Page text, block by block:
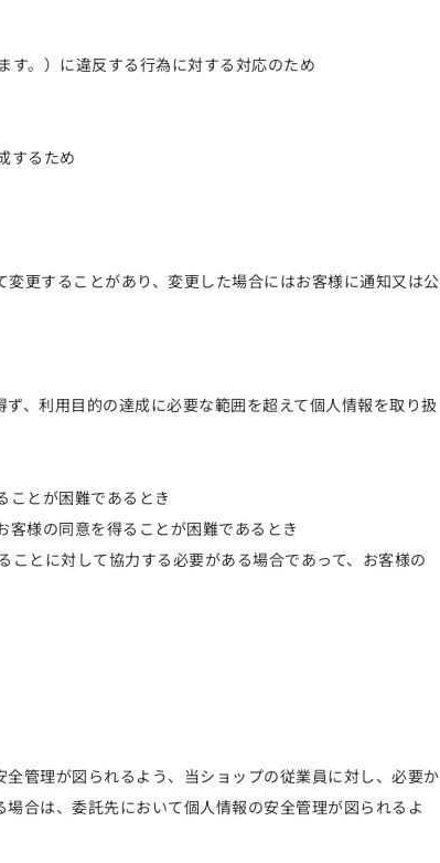
す。）に違反する行為に対する対応のため
するため
更することがあり、変更した場合にはお客様に通知又は公
、利用目的の達成に必要な範囲を超えて個人情報を取り扱
ことが困難であるとき
客様の同意を得ることが困難であるとき
ことに対して協力する必要がある場合であって、お客様の
管理が図られるよう、当ショップの従業員に対し、必要か
合は、委託先において個人情報の安全管理が図られるよ